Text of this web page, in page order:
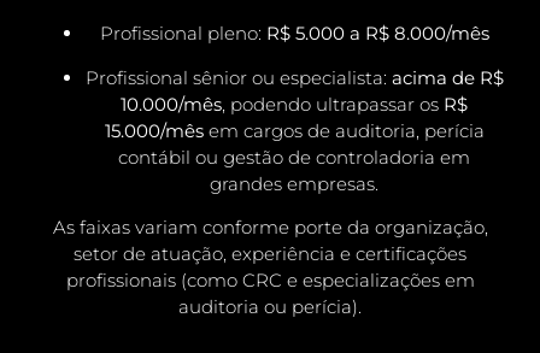
Profissional pleno: R$ 5.000 a R$ 8.000/mês
Profissional sênior ou especialista: acima de R$
10.000/mês, podendo ultrapassar os R$
15.000/mêsem cargos de auditoria, perícia
contábil ou gestão de controladoria em
grandes empresas.
As faixas variam conforme porte da organização,
setor de atuação, experiência e certificações
profissionais (como CRC e especializações em
auditoria ou perícia).